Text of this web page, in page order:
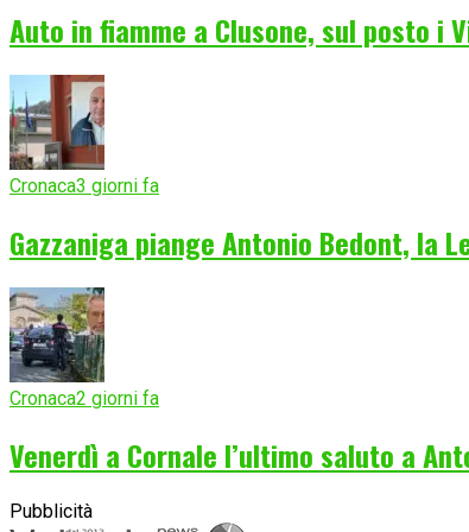
Auto in fiamme a Clusone, sul posto i
Cronaca3 giorni fa
Gazzaniga piange Antonio Bedont, la
Cronaca2 giorni fa
Venerdì a Cornale l’ultimo saluto a
Pubblicità